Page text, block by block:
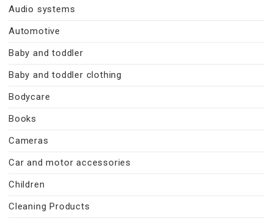
Audio systems
Automotive
Baby and toddler
Baby and toddler clothing
Bodycare
Books
Cameras
Car and motor accessories
Children
Cleaning Products